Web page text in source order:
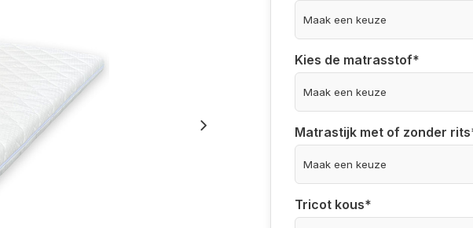
Kies de matrasstof*
Matrastijk met of zonder rits
Tricot kous*